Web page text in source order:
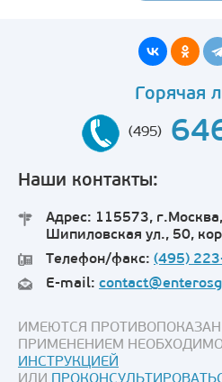
Горячая
(495)
Наши контакты:
Адрес: 115573, г.Москва,
Шипиловская ул., 50,
Телефон/факс: (495)
E-mail:
ИМЕЮТСЯ
ПРИМЕНЕНИЕМ
ИНСТРУКЦИЕЙ
ИЛИ